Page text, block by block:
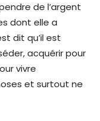
de l’argent
dont elle a
dit qu’il est
acquérir pour
vivre
et surtout ne